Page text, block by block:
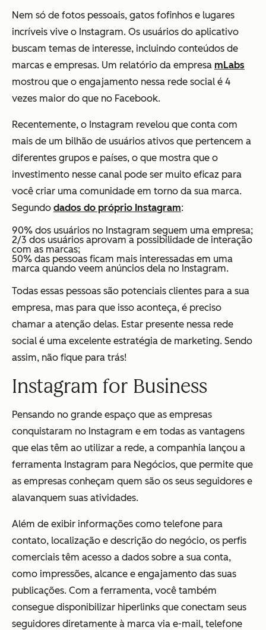
Nem só de fotos pessoais, gatos fofinhos e lugares
incríveis vive o Instagram. Os usuários do aplicativo
buscam temas de interesse, incluindo conteúdos de
marcas e empresas. Um relatório da empresa mLabs
mostrou que o engajamento nessa rede social é 4
vezes maior do que no Facebook.
Recentemente, o Instagram revelou que conta com
mais de um bilhão de usuários ativos que pertencem a
diferentes grupos e países, o que mostra que o
investimento nesse canal pode ser muito eficaz para
você criar uma comunidade em torno da sua marca.
Segundo dados do próprio Instagram:
90% dos usuários no Instagram seguem uma empresa;
2/3 dos usuários aprovam a possibilidade de interação
com as marcas;
50% das pessoas ficam mais interessadas em uma
marca quando veem anúncios dela no Instagram.
Todas essas pessoas são potenciais clientes para a sua
empresa, mas para que isso aconteça, é preciso
chamar a atenção delas. Estar presente nessa rede
social é uma excelente estratégia de marketing. Sendo
assim, não fique para trás!
Instagram for Business
Pensando no grande espaço que as empresas
conquistaram no Instagram e em todas as vantagens
que elas têm ao utilizar a rede, a companhia lançou a
ferramenta Instagram para Negócios, que permite que
as empresas conheçam quem são os seus seguidores e
alavanquem suas atividades.
Além de exibir informações como telefone para
contato, localização e descrição do negócio, os perfis
comerciais têm acesso a dados sobre a sua conta,
como impressões, alcance e engajamento das suas
publicações. Com a ferramenta, você também
consegue disponibilizar hiperlinks que conectam seus
seguidores diretamente à marca via e-mail, telefone